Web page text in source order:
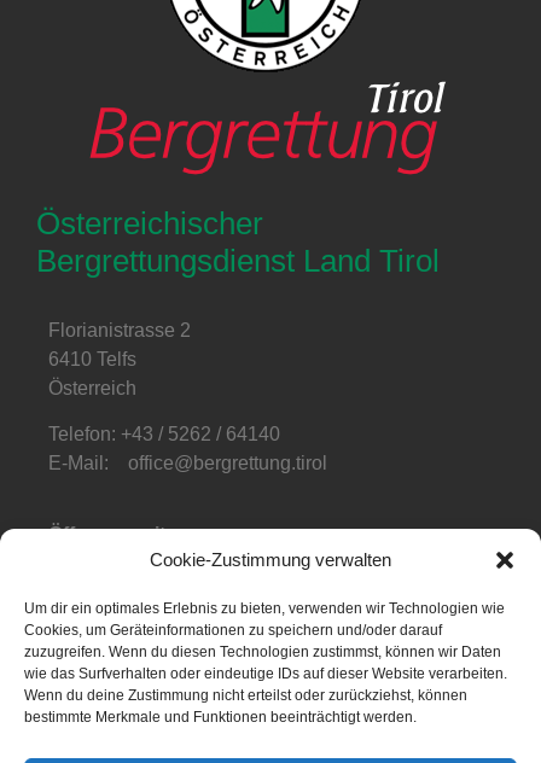
Cookie-Zustimmung verwalten
Um dir ein optimales Erlebnis zu bieten, verwenden wir Technologien wie
Cookies, um Geräteinformationen zu speichern und/oder darauf
zuzugreifen. Wenn du diesen Technologien zustimmst, können wir Daten
wie das Surfverhalten oder eindeutige IDs auf dieser Website verarbeiten.
Wenn du deine Zustimmung nicht erteilst oder zurückziehst, können
bestimmte Merkmale und Funktionen beeinträchtigt werden.
Österreichischer
Bergrettungsdienst Land Tirol
Florianistrasse 2
6410 Telfs
Österreich
Telefon: +43 / 5262 / 64140
E-Mail: office@bergrettung.tirol
Öffnungszeiten:
Mo-Do: 08:00-17:00
Telefonzeiten:
Mo-Fr: 08:00-12:00